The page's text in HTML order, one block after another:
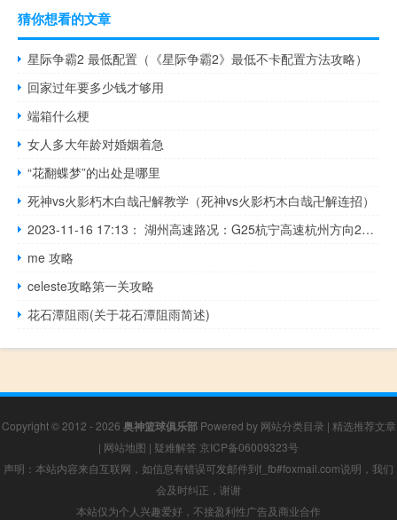
猜你想看的文章
星际争霸2 最低配置（《星际争霸2》最低不卡配置方法攻略）
回家过年要多少钱才够用
端箱什么梗
女人多大年龄对婚姻着急
“花翻蝶梦”的出处是哪里
死神vs火影朽木白哉卍解教学（死神vs火影朽木白哉卍解连招）
2023-11-16 17:13： 湖州高速路况：G25杭宁高速杭州方向2213K（过长兴南互通1公里），封闭第三车道及应急车道，标识牌施工，后方缓行2公里，杭州方向长兴南进口关闭，预计施工还需30分钟。 ​​​
me 攻略
celeste攻略第一关攻略
花石潭阻雨(关于花石潭阻雨简述)
Copyright © 2012 - 2026 奥神篮球俱乐部Powered by 网站分类目录 | 精选推荐文章
| 网站地图 | 疑难解答 京ICP备06009323号
声明：本站内容来自互联网，如信息有错误可发邮件到f_fb#foxmail.com说明，我们
会及时纠正，谢谢
本站仅为个人兴趣爱好，不接盈利性广告及商业合作